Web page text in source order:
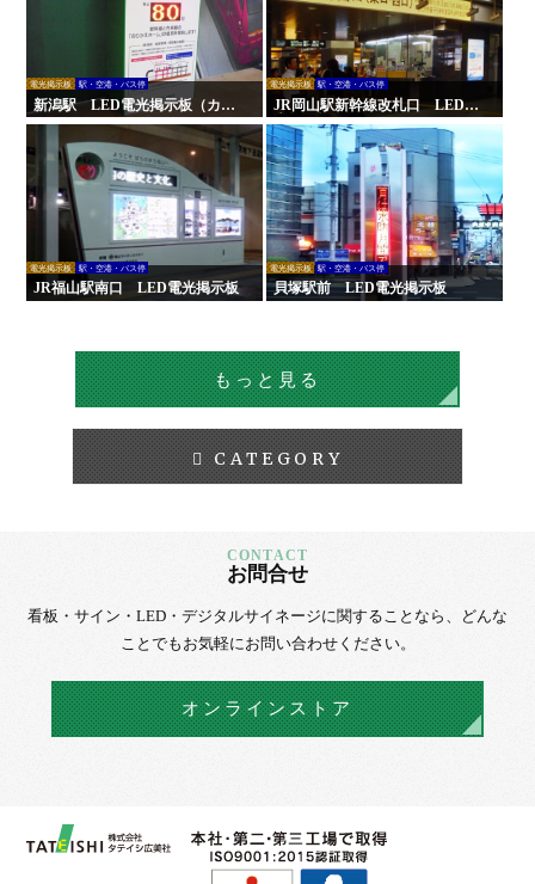
電光掲示板 駅・空港・バス停
新潟駅 LED電光掲示板（カウ
ントダウン）
電光掲示板 駅・空港・バス停
JR岡山駅新幹線改札口 LED電
光掲示板
電光掲示板 駅・空港・バス停
JR福山駅南口 LED電光掲示板
電光掲示板 駅・空港・バス停
貝塚駅前 LED電光掲示板
もっと見る
CATEGORY
お問合せ
看板・サイン・LED・デジタルサイネージに関することなら、
どんな
ことでもお気軽にお問い合わせください。
オンラインストア